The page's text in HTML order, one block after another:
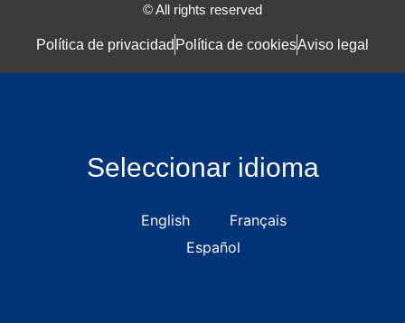
© All rights reserved
Política de privacidad Política de cookiesAviso legal
Seleccionar idioma
English
Français
Español